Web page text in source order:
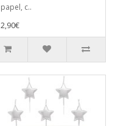
papel, c..
2,90€